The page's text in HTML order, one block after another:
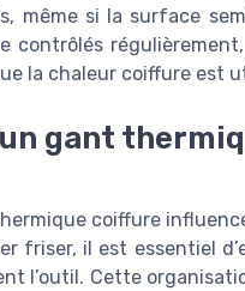
même si la surface
contrôlés
la chaleur coiffure est
gant
coiffure
friser, il est essentiel
l’outil. Cette